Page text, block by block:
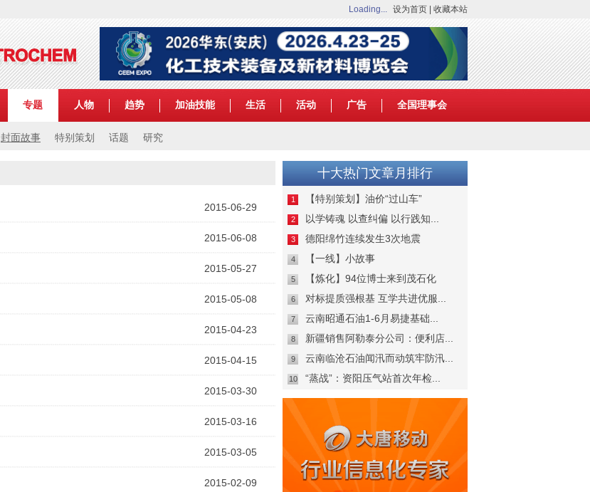
Loading... 设为首页 收藏本站
专题
封面故事 特别策划 话题 研究
人物 趋势 加油技能 生活 活动 广告 全国理事会
2015-06-29
2015-06-08
2015-05-27
2015-05-08
2015-04-23
2015-04-15
2015-03-30
2015-03-16
2015-03-05
2015-02-09
十大热门文章月排行
1 【特别策划】油价“过山车”
2 以学铸魂 以查纠偏 以行践知...
3 德阳绵竹连续发生3次地震
4 【一线】小故事
5 【炼化】94位博士来到茂石化
6 对标提质强根基 互学共进优服...
7 云南昭通石油1-6月易捷基础...
8 新疆销售阿勒泰分公司：便利店...
9 云南临沧石油闻汛而动筑牢防汛...
10 “蒸战”：资阳压气站首次年检...